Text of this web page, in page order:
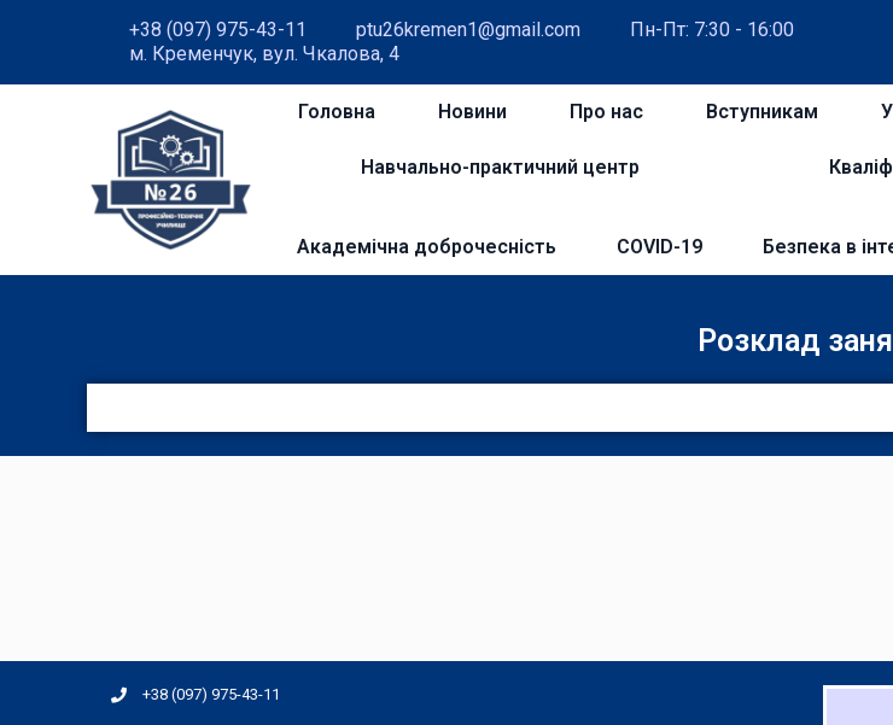
+38 (097) 975-43-11 ptu26kremen1@gmail.com
Пн-Пт: 7:30 - 16:00
м. Кременчук, вул. Чкалова, 4
Головна Новини Про нас Вступникам
Навчально-практичний центр
Академічна доброчесність COVID-19 Безпека в
Розклад
+38 (097) 975-43-11